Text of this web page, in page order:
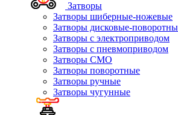
Затворы
Затворы шиберные-ножевые
Затворы дисковые-
Затворы с электроприводом
Затворы с пневмоприводом
Затворы СМО
Затворы поворотные
Затворы ручные
Затворы чугунные